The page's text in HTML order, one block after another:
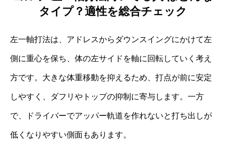
タイプ？適性を総合チェック
左一軸打法は、アドレスからダウンスイングにかけて左
側に重心を保ち、体の左サイドを軸に回転していく考え
方です。大きな体重移動を抑えるため、打点が前に安定
しやすく、ダフリやトップの抑制に寄与します。一方
で、ドライバーでアッパー軌道を作れないと打ち出しが
低くなりやすい側面もあります。